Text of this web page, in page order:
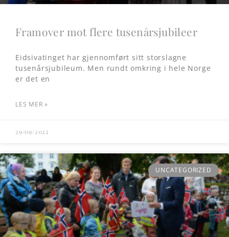
Framover mot flere tusenårsjubileer
Eidsivatinget har gjennomført sitt storslagne
tusenårsjubileum. Men rundt omkring i hele Norge
er det en
LES MER »
29/09/2022
UNCATEGORIZED